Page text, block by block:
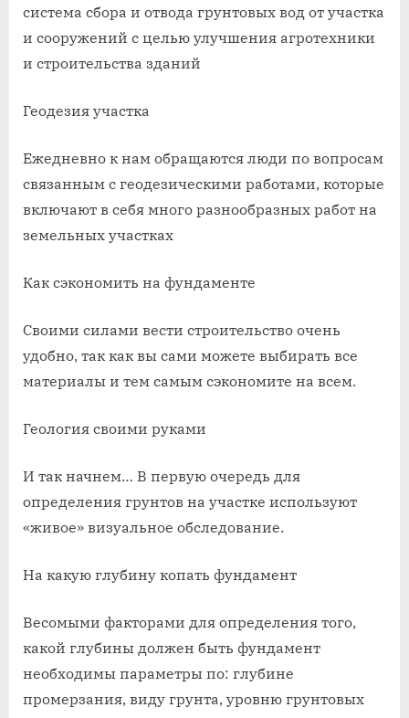
система сбора и отвода грунтовых вод от участка
и сооружений с целью улучшения агротехники
и строительства зданий
Геодезия участка
Ежедневно к нам обращаются люди по вопросам
связанным с геодезическими работами, которые
включают в себя много разнообразных работ на
земельных участках
Как сэкономить на фундаменте
Своими силами вести строительство очень
удобно, так как вы сами можете выбирать все
материалы и тем самым сэкономите на всем.
Геология своими руками
И так начнем… В первую очередь для
определения грунтов на участке используют
«живое» визуальное обследование.
На какую глубину копать фундамент
Весомыми факторами для определения того,
какой глубины должен быть фундамент
необходимы параметры по: глубине
промерзания, виду грунта, уровню грунтовых